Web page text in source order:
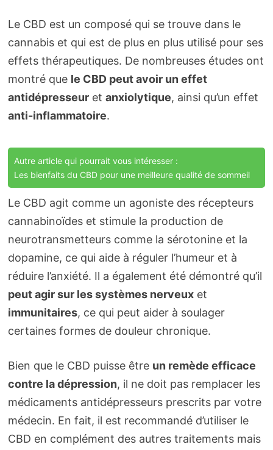
Le CBD est un composé qui se trouve dans le
cannabis et qui est de plus en plus utilisé pour ses
effets thérapeutiques. De nombreuses études ont
montré que le CBD peut avoir un effet
antidépresseuret anxiolytique, ainsi qu’un effet
anti-inflammatoire.
Autre article qui pourrait vous intéresser :
Les bienfaits du CBD pour une meilleure qualité de sommeil
Le CBD agit comme un agoniste des récepteurs
cannabinoïdes et stimule la production de
neurotransmetteurs comme la sérotonine et la
dopamine, ce qui aide à réguler l’humeur et à
réduire l’anxiété. Il a également été démontré qu’il
peut agir sur les systèmes nerveuxet
immunitaires, ce qui peut aider à soulager
certaines formes de douleur chronique.
Bien que le CBD puisse être un remède efficace
contre la dépression, il ne doit pas remplacer les
médicaments antidépresseurs prescrits par votre
médecin. En fait, il est recommandé d’utiliser le
CBD en complément des autres traitements mais